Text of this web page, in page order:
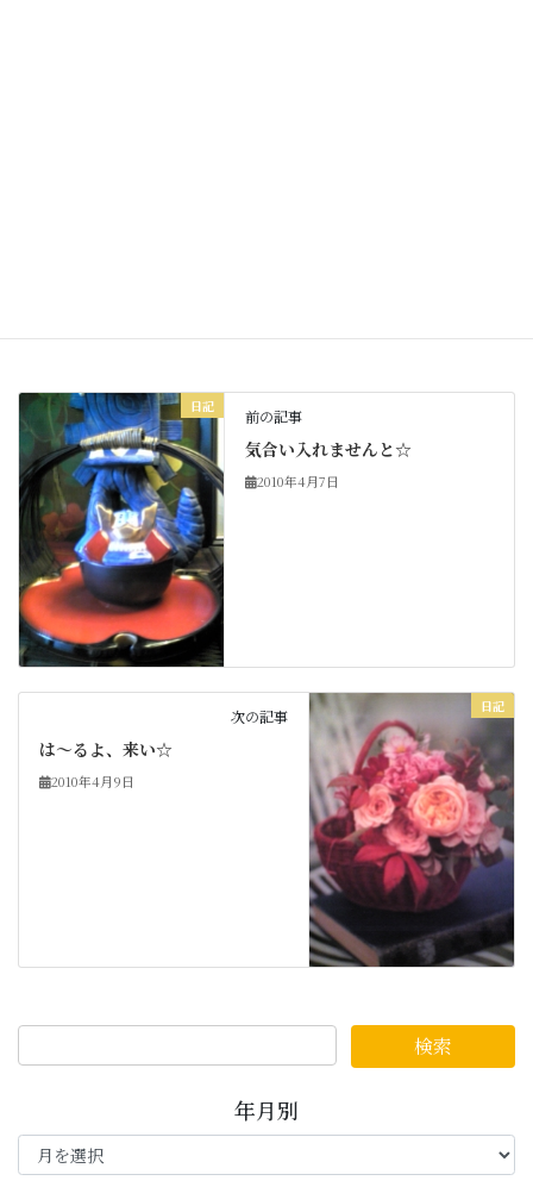
日記
前の記事
気合い入れませんと☆
2010年4月7日
日記
次の記事
は～るよ、来い☆
2010年4月9日
年月別
年
月